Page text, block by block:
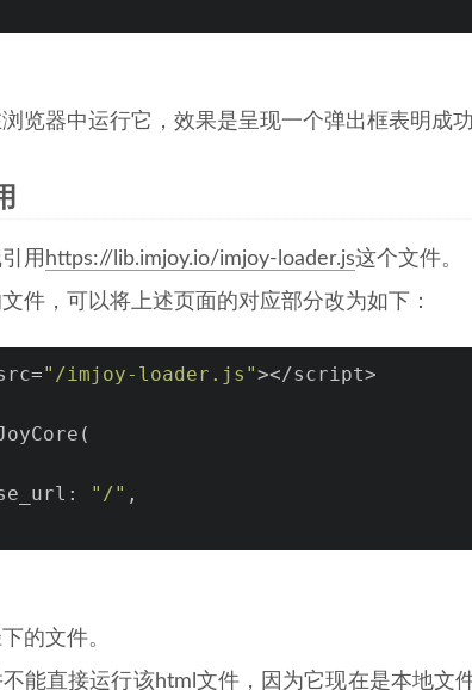
览器中运行它，效果是呈现一个弹出框表明成功
用 https://lib.imjoy.io/imjoy-loader.js这个文件。
件，可以将上述页面的对应部分改为如下：
"/imjoy-loader.js"></script>
"/" ,
的文件。
能直接运行该html文件，因为它现在是本地文